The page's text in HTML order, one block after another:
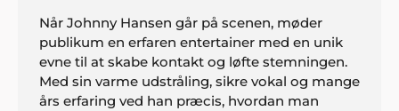
Når Johnny Hansen går på scenen, møder
publikum en erfaren entertainer med en unik
evne til at skabe kontakt og løfte stemningen.
Med sin varme udstråling, sikre vokal og mange
års erfaring ved han præcis, hvordan man